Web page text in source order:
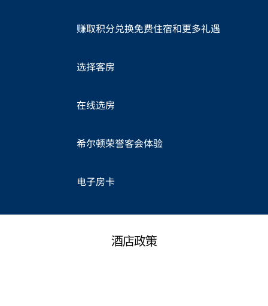
赚取积分兑换免费住宿和更多礼遇
选择客房
在线选房
希尔顿荣誉客会体验
电子房卡
酒店政策